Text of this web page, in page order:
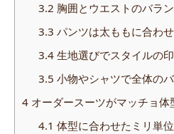
3.2 胸囲とウエストのバラ
3.3 パンツは太ももに合わ
3.4生地選びでスタイルの
3.5 小物やシャツで全体の
4 オーダースーツがマッチョ体
4.1 体型に合わせたミリ単